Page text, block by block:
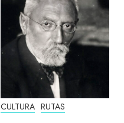
CULTURA RUTAS